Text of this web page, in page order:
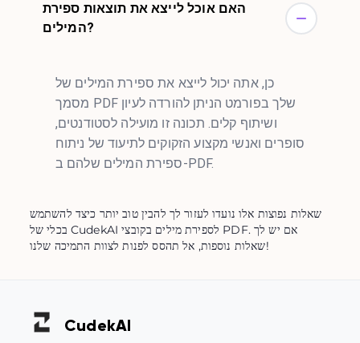
האם אוכל לייצא את תוצאות ספירת
המילים?
כן, אתה יכול לייצא את ספירת המילים של
מסמך PDF שלך בפורמט הניתן להורדה לעיון
ושיתוף קלים. תכונה זו מועילה לסטודנטים,
סופרים ואנשי מקצוע הזקוקים לתיעוד של ניתוח
ספירת המילים שלהם ב-PDF.
שאלות נפוצות אלו נועדו לעזור לך להבין טוב יותר כיצד להשתמש
בכלי של CudekAI לספירת מילים בקובצי PDF. אם יש לך
שאלות נוספות, אל תהסס לפנות לצוות התמיכה שלנו!
CudekAI